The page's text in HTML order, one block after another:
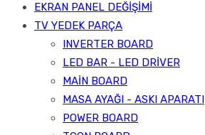
EKRAN PANEL DEĞİŞİMİ
TV YEDEK PARÇA
INVERTER BOARD
LED BAR - LED DRİVER
MAİN BOARD
MASA AYAĞI - ASKI APARATI
POWER BOARD